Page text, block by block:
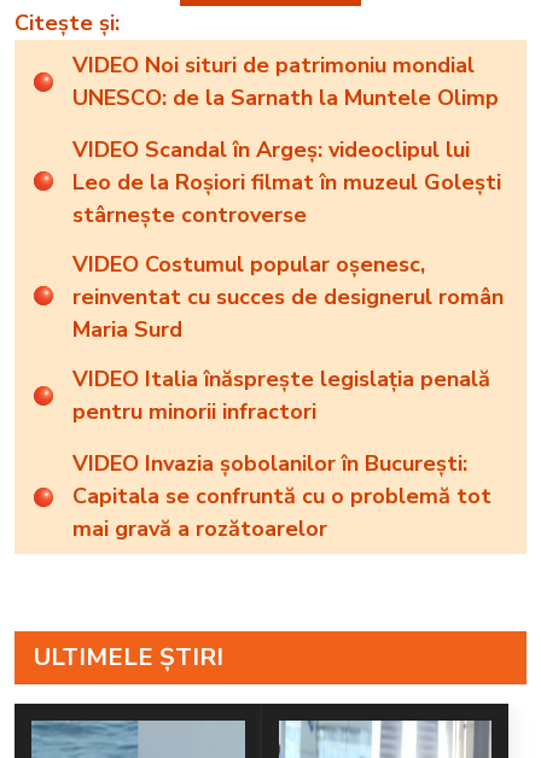
Citește și:
VIDEO Noi situri de patrimoniu mondial
UNESCO: de la Sarnath la Muntele Olimp
VIDEO Scandal în Argeș: videoclipul lui
Leo de la Roșiori filmat în muzeul Golești
stârnește controverse
VIDEO Costumul popular oșenesc,
reinventat cu succes de designerul român
Maria Surd
VIDEO Italia înăsprește legislația penală
pentru minorii infractori
VIDEO Invazia șobolanilor în București:
Capitala se confruntă cu o problemă tot
mai gravă a rozătoarelor
ULTIMELE ȘTIRI